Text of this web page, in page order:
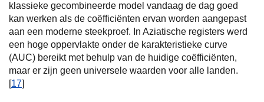
klassieke gecombineerde model vandaag de dag goed
kan werken als de coëfficiënten ervan worden aangepast
aan een moderne steekproef. In Aziatische registers werd
een hoge oppervlakte onder de karakteristieke curve
(AUC) bereikt met behulp van de huidige coëfficiënten,
maar er zijn geen universele waarden voor alle landen.
[17]